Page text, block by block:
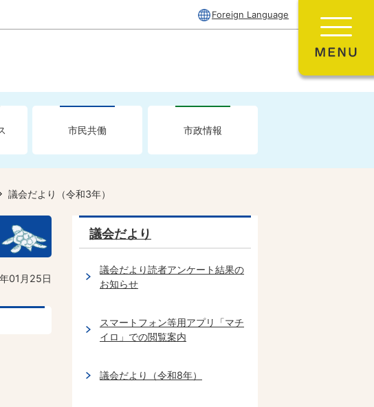
Foreign Language
市民共働 市政情報
議会だより（令和3年）
01月25日
議会だより
議会だより読者アンケート結果の
お知らせ
スマートフォン等用アプリ「マチ
イロ」での閲覧案内
議会だより（令和8年）